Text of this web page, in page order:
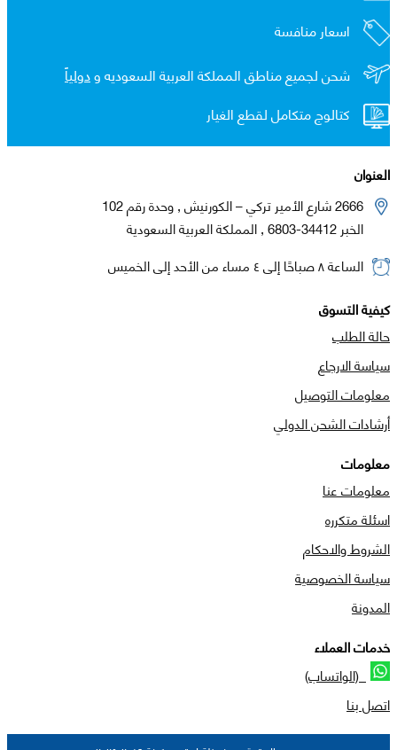
اسعار منافسة
شحن لجميع مناطق المملكة العربية السعوديه ودولياً
كتالوج متكامل لقطع الغيار
العنوان
2666 شارع الأمير تركي – الكورنيش , وحدة رقم 102
الخبر 34412-6803 , المملكة العربية السعودية
الساعة ٨ صباحًا إلى ٤ مساء من الأحد إلى الخميس
كيفية التسوق
حالة الطلب
سياسة الارجاع
معلومات التوصيل
أرشادات الشحن الدولي
معلومات
معلومات عنا
اسئلة متكرره
الشروط والاحكام
سياسة الخصوصية
المدونة
خدمات العملاء
(الواتساب)
اتصل بنا